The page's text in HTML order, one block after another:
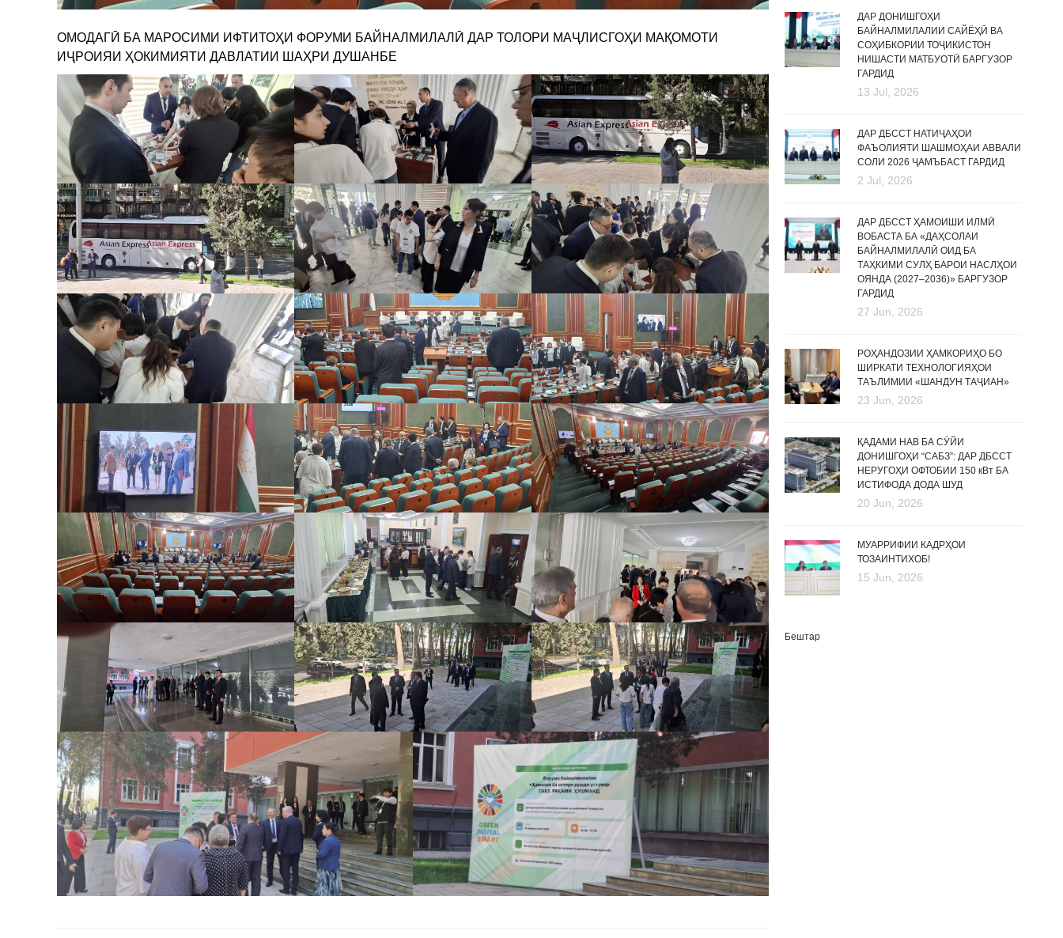
ОМОДАГӢ БА МАРОСИМИ ИФТИТОҲИ ФОРУМИ БАЙНАЛМИЛАЛӢ ДАР ТОЛОРИ МАҶЛИСГОҲИ МАҚОМОТИ
ИҶРОИЯИ ҲОКИМИЯТИ ДАВЛАТИИ ШАҲРИ ДУШАНБЕ
ДАР ДОНИШГОҲИ
БАЙНАЛМИЛАЛИИ САЙЁҲӢ ВА
СОҲИБКОРИИ ТОҶИКИСТОН
НИШАСТИ МАТБУОТӢ БАРГУЗОР
ГАРДИД
13 Jul, 2026
ДАР ДБССТ НАТИҶАҲОИ
ФАЪОЛИЯТИ ШАШМОҲАИ АВВАЛИ
СОЛИ 2026 ҶАМЪБАСТ ГАРДИД
2 Jul, 2026
ДАР ДБССТ ҲАМОИШИ ИЛМӢ
ВОБАСТА БА «ДАҲСОЛАИ
БАЙНАЛМИЛАЛӢ ОИД БА
ТАҲКИМИ СУЛҲ БАРОИ НАСЛҲОИ
ОЯНДА (2027–2036)» БАРГУЗОР
ГАРДИД
27 Jun, 2026
РОҲАНДОЗИИ ҲАМКОРИҲО БО
ШИРКАТИ ТЕХНОЛОГИЯҲОИ
ТАЪЛИМИИ «ШАНДУН ТАҶИАН»
23 Jun, 2026
ҚАДАМИ НАВ БА СӮЙИ
ДОНИШГОҲИ “САБЗ”: ДАР ДБССТ
НЕРУГОҲИ ОФТОБИИ 150 кВт БА
ИСТИФОДА ДОДА ШУД
20 Jun, 2026
МУАРРИФИИ КАДРҲОИ
ТОЗАИНТИХОБ!
15 Jun, 2026
Бештар